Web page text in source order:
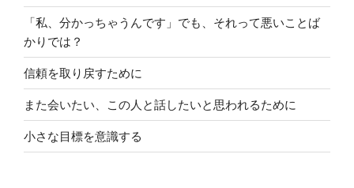
「私、分かっちゃうんです」でも、それって悪いことば
かりでは？
信頼を取り戻すために
また会いたい、この人と話したいと思われるために
小さな目標を意識する